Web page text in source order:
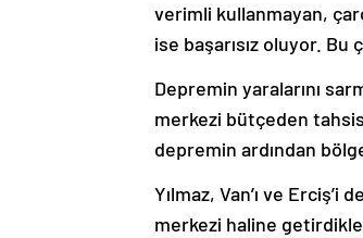
verimli kullanmayan,
ise başarısız oluyor. Bu
Depremin yaralarını
merkezi bütçeden tahsis
depremin ardından
Yılmaz, Van’ı ve
merkezi haline